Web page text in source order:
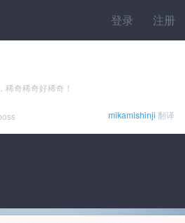
登录 注册
稀奇稀奇好稀奇！
mikamishinji 翻译